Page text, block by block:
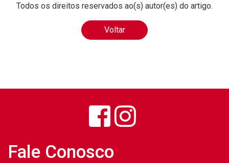
Todos os direitos reservados ao(s) autor(es) do artigo.
Voltar
Fale Conosco